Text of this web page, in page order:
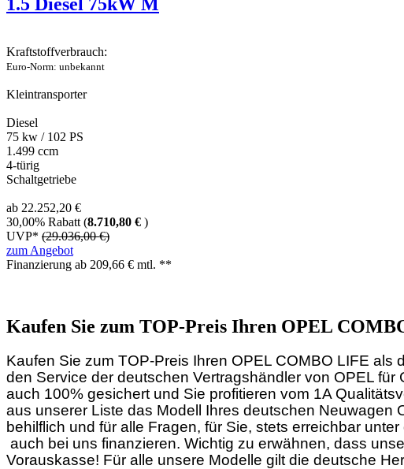
Kraftstoffverbrauch:
Euro-Norm: unbekannt
Kleintransporter
Diesel
75 kw / 102 PS
1.499 ccm
4-türig
Schaltgetriebe
ab 22.252,20 €
30,00% Rabatt (8.710,80 € )
UVP* (29.036,00 €)
zum Angebot
Finanzierung ab 209,66 € mtl. **
Kaufen Sie zum TOP-Preis Ihren OPEL
Kaufen Sie zum TOP-Preis Ihren OPEL COMBO LIFE
den Service der deutschen Vertragshändler von OPEL
auch 100% gesichert und Sie profitieren vom 1A
aus unserer Liste das Modell Ihres deutschen
behilflich und für alle Fragen, für Sie, stets erreichbar
auch bei uns finanzieren. Wichtig zu erwähnen, dass
Vorauskasse! Für alle unsere Modelle gilt die deutsche